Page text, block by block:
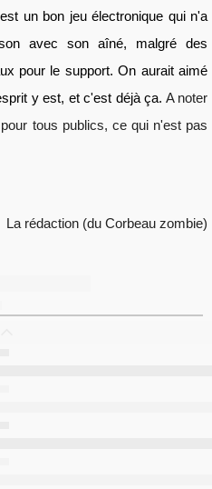
un bon jeu électronique qui n'a
avec son aîné, malgré des
pour le support. On aurait aimé
y est, et c'est déjà ça. A noter
tous publics, ce qui n'est pas
La rédaction (du Corbeau zombie)